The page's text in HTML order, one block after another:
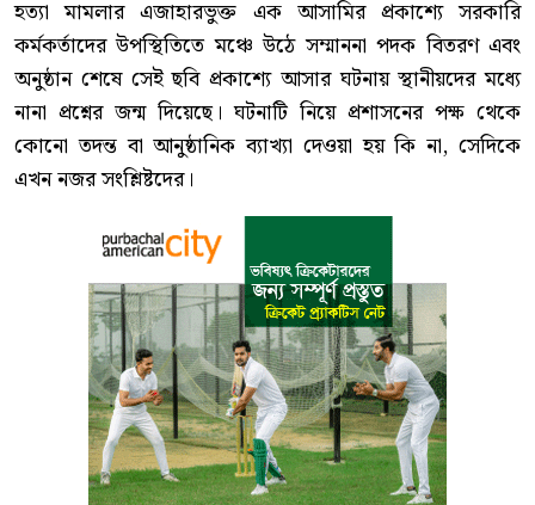
হত্যা মামলার এজাহারভুক্ত এক আসামির প্রকাশ্যে সরকারি
কর্মকর্তাদের উপস্থিতিতে মঞ্চে উঠে সম্মাননা পদক বিতরণ এবং
অনুষ্ঠান শেষে সেই ছবি প্রকাশ্যে আসার ঘটনায় স্থানীয়দের মধ্যে
নানা প্রশ্নের জন্ম দিয়েছে। ঘটনাটি নিয়ে প্রশাসনের পক্ষ থেকে
কোনো তদন্ত বা আনুষ্ঠানিক ব্যাখ্যা দেওয়া হয় কি না, সেদিকে
এখন নজর সংশ্লিষ্টদের।